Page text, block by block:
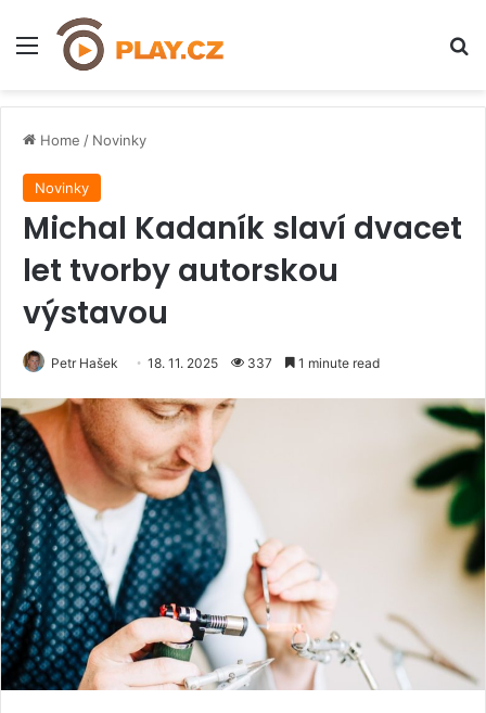
Menu
Home / Novinky
Novinky
Michal Kadaník slaví dvacet
let tvorby autorskou
výstavou
Petr Hašek 18. 11. 2025 337 1 minute read